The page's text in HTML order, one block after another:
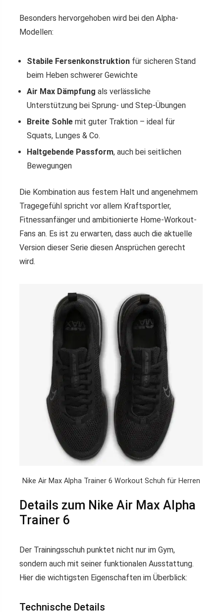
Besonders hervorgehoben wird bei den Alpha-
Modellen:
Stabile Fersenkonstruktion für sicheren Stand
beim Heben schwerer Gewichte
Air Max Dämpfung als verlässliche
Unterstützung bei Sprung- und Step-Übungen
Breite Sohle mit guter Traktion – ideal für
Squats, Lunges & Co.
Haltgebende Passform, auch bei seitlichen
Bewegungen
Die Kombination aus festem Halt und angenehmem
Tragegefühl spricht vor allem Kraftsportler,
Fitnessanfänger und ambitionierte Home-Workout-
Fans an. Es ist zu erwarten, dass auch die aktuelle
Version dieser Serie diesen Ansprüchen gerecht
wird.
Nike Air Max Alpha Trainer 6 Workout Schuh für Herren
Details zum Nike Air Max Alpha
Trainer 6
Der Trainingsschuh punktet nicht nur im Gym,
sondern auch mit seiner funktionalen Ausstattung.
Hier die wichtigsten Eigenschaften im Überblick:
Technische Details